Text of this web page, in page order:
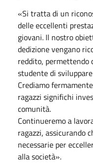
«Si tratta di un
delle eccellenti
giovani. Il nostro
dedizione vengano
reddito, permettendo
studente di
Crediamo
ragazzi significhi
comunità.
Continueremo a
ragazzi, assicurando
necessarie per
alla società».